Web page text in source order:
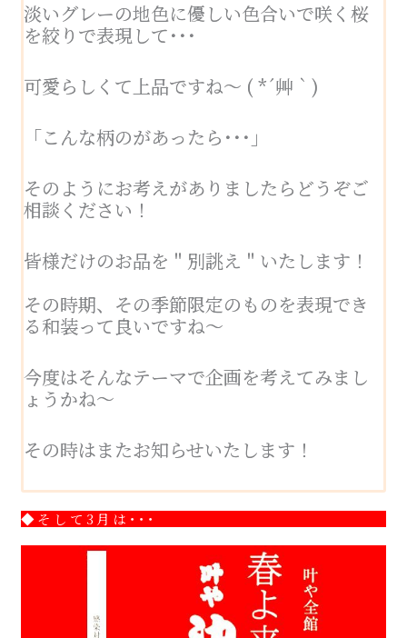
淡いグレーの地色に優しい色合いで咲く桜
を絞りで表現して･･･
可愛らしくて上品ですね～ ( *´艸｀)
「こんな柄のがあったら･･･」
そのようにお考えがありましたらどうぞご
相談ください！
皆様だけのお品を＂別誂え＂いたします！
その時期、その季節限定のものを表現でき
る和装って良いですね～
今度はそんなテーマで企画を考えてみまし
ょうかね～
その時はまたお知らせいたします！
◆そして3月は･･･